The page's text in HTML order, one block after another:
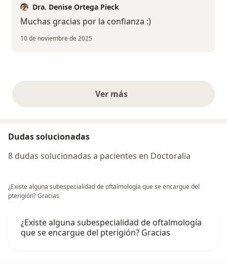
Dra. Denise Ortega Pieck
Muchas gracias por la confianza :)
10 de noviembre de 2025
Ver másopiniones anteriores
Dudas solucionadas
8 dudas solucionadas a pacientes en Doctoralia
¿Existe alguna subespecialidad de oftalmología que se encargue del
pterigión? Gracias
¿Existe alguna subespecialidad de oftalmología
que se encargue del pterigión? Gracias